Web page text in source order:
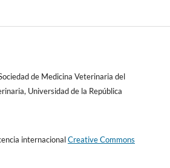
de Medicina Veterinaria del
Universidad de la República
internacionalCreative Commons